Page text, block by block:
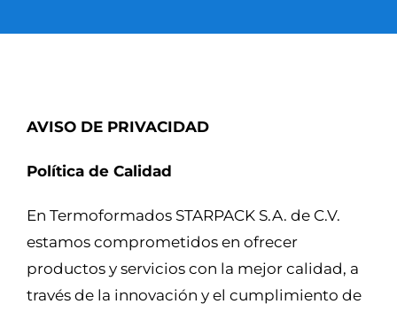
CONTACTO
Spanish
AVISO DE PRIVACIDAD
Política de Calidad
En Termoformados STARPACK S.A. de C.V.
estamos comprometidos en ofrecer
productos y servicios con la mejor calidad, a
través de la innovación y el cumplimiento de